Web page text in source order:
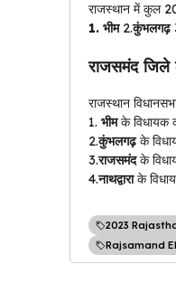
राजस्थान में कुल
1. भीम 2.कुंभलगढ़
राजसमंदजिले
राजस्थान
1. भीम के विधायक
2.कुंभलगढ़के
3.राजसमंदके
4.नाथद्वाराके
2023
Rajsamand